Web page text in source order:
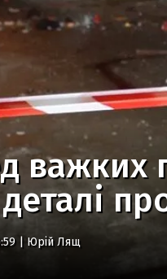
важких
| Юрій Лящ